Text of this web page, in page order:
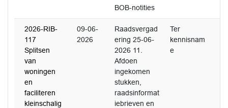
BOB-notities
2026-RIB-
117
Splitsen
van
woningen
en
faciliteren
kleinschalig
09-06-
2026
Raadsvergad
ering 25-06-
2026 11.
Afdoen
ingekomen
stukken,
raadsinformat
iebrieven en
Ter
kennisnam
e